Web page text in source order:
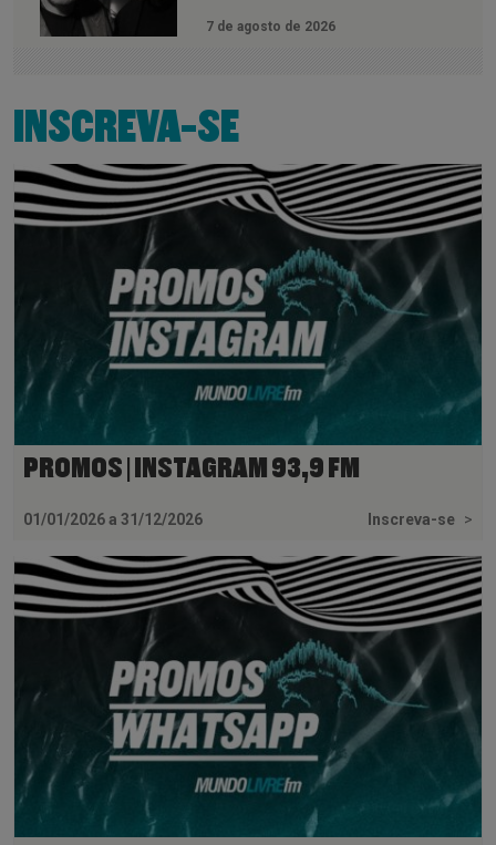
7 de agosto de 2026
INSCREVA-SE
PROMOS | INSTAGRAM 93,9 FM
01/01/2026 a 31/12/2026 Inscreva-se >